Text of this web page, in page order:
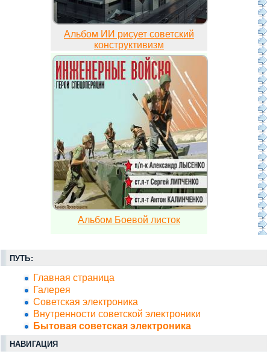
Альбом ИИ рисует советский
конструктивизм
Альбом Боевой листок
ПУТЬ:
Главная страница
Галерея
Советская электроника
Внутренности советской электроники
Бытовая советская электроника
НАВИГАЦИЯ